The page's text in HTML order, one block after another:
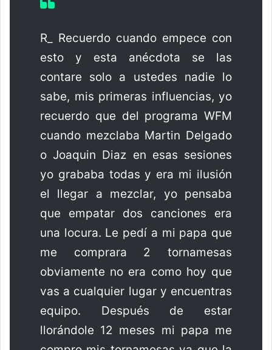
R_ Recuerdo cuando empece con
esto y esta anécdota se las
contare solo a ustedes nadie lo
sabe, mis primeras influencias, yo
recuerdo que del programa WFM
cuando mezclaba Martin Delgado
o Joaquin Diaz en esas sesiones
yo grababa todas y era mi ilusión
el llegar a mezclar, yo pensaba
que empatar dos canciones era
una locura. Le pedí a mi papa que
me comprara 2 tornamesas
obviamente no era como hoy que
vas a cualquier lugar y encuentras
equipo. Después de estar
llorándole 12 meses mi papa me